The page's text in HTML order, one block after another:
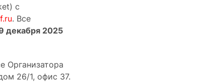
с
. Все
декабря 2025
Организатора
26/1, офис 37.